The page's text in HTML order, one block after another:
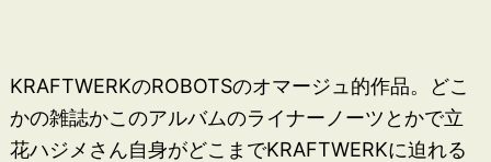
KRAFTWERKのROBOTSのオマージュ的作品。どこ
かの雑誌かこのアルバムのライナーノーツとかで立
花ハジメさん自身がどこまでKRAFTWERKに迫れる